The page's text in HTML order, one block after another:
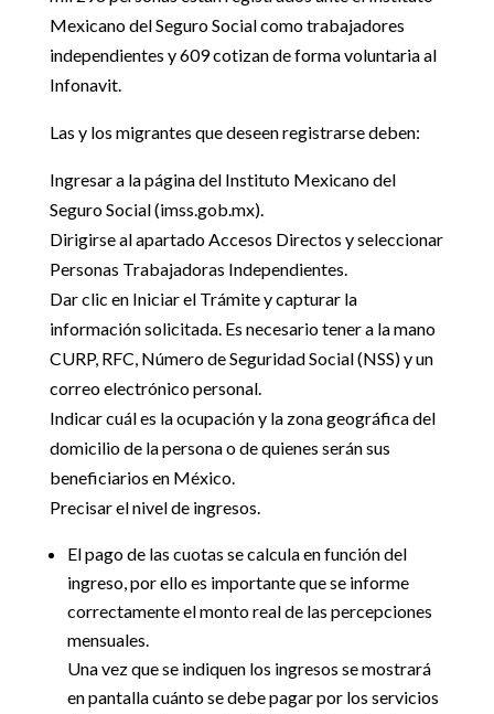
Mexicano del Seguro Social como trabajadores
independientes y 609 cotizan de forma voluntaria al
Infonavit.
Las y los migrantes que deseen registrarse deben:
Ingresar a la página del Instituto Mexicano del
Seguro Social (imss.gob.mx).
Dirigirse al apartado Accesos Directos y seleccionar
Personas Trabajadoras Independientes.
Dar clic en Iniciar el Trámite y capturar la
información solicitada. Es necesario tener a la mano
CURP, RFC, Número de Seguridad Social (NSS) y un
correo electrónico personal.
Indicar cuál es la ocupación y la zona geográfica del
domicilio de la persona o de quienes serán sus
beneficiarios en México.
Precisar el nivel de ingresos.
El pago de las cuotas se calcula en función del
ingreso, por ello es importante que se informe
correctamente el monto real de las percepciones
mensuales.
Una vez que se indiquen los ingresos se mostrará
en pantalla cuánto se debe pagar por los servicios